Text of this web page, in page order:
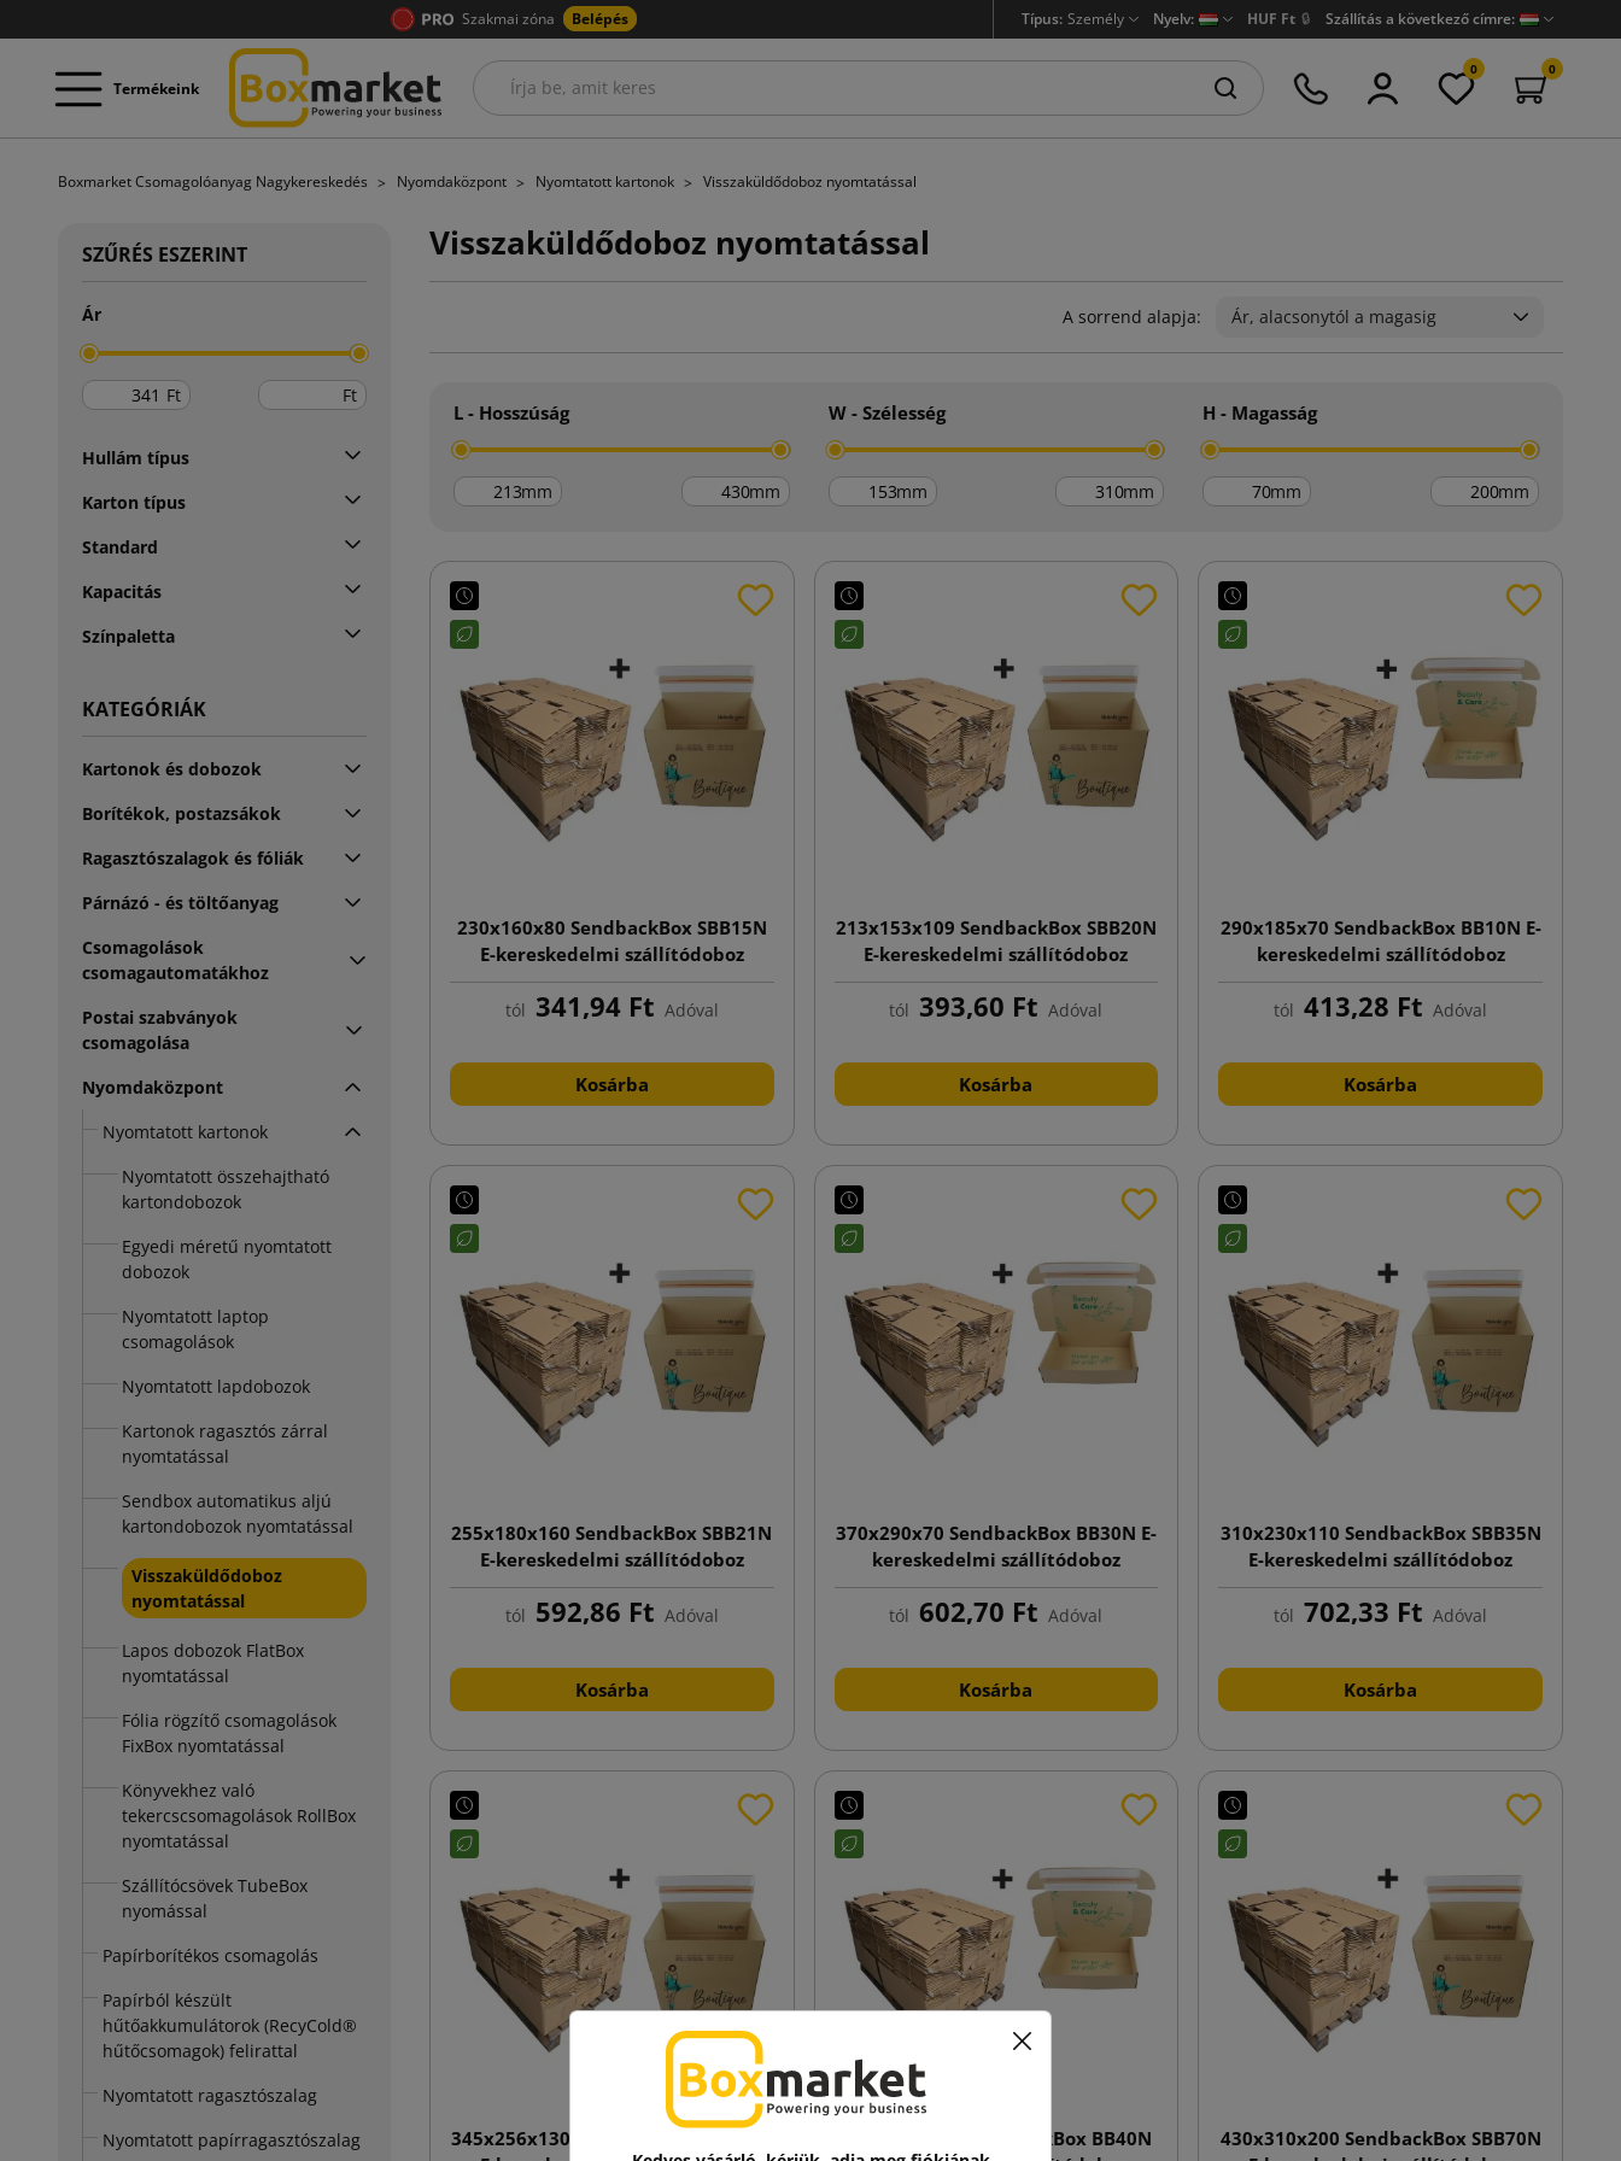
Szakmai zóna Belépés Típus: Személy Nyelv: HUF Ft 🔒 Szállítás a következő címre:
Termékeink
0 0
Boxmarket Csomagolóanyag Nagykereskedés Nyomdaközpont Nyomtatott kartonok Visszaküldődoboz nyomtatással
SZŰRÉS ESZERINT
Ár
Ft Ft
Hullám típus
Karton típus
Standard
Kapacitás
Színpaletta
KATEGÓRIÁK
Kartonok és dobozok
Borítékok, postazsákok
Ragasztószalagok és fóliák
Párnázó - és töltőanyag
Csomagolások
csomagautomatákhoz
Postai szabványok
csomagolása
Nyomdaközpont
Nyomtatott kartonok
Nyomtatott összehajtható
kartondobozok
Egyedi méretű nyomtatott
dobozok
Nyomtatott laptop
csomagolások
Nyomtatott lapdobozok
Kartonok ragasztós zárral
nyomtatással
Sendbox automatikus aljú
kartondobozok nyomtatással
Visszaküldődoboz
nyomtatással
Lapos dobozok FlatBox
nyomtatással
Fólia rögzítő csomagolások
FixBox nyomtatással
Könyvekhez való
tekercscsomagolások RollBox
nyomtatással
Szállítócsövek TubeBox
nyomással
Papírborítékos csomagolás
Papírból készült
hűtőakkumulátorok (RecyCold®
hűtőcsomagok) felirattal
Nyomtatott ragasztószalag
Nyomtatott papírragasztószalag
Visszaküldődoboz nyomtatással
A sorrend alapja: Ár, alacsonytól a magasig
L - Hosszúság
mm mm
W - Szélesség
mm mm
H - Magasság
mm mm
230x160x80 SendbackBox SBB15N
E-kereskedelmi szállítódoboz
nyomtatással, automata alj
tól 341,94 Ft Adóval
Kosárba
213x153x109 SendbackBox SBB20N
E-kereskedelmi szállítódoboz
nyomtatással, automata alj
tól 393,60 Ft Adóval
Kosárba
290x185x70 SendbackBox BB10N E-
kereskedelmi szállítódoboz
nyomtatással, automata alj
tól 413,28 Ft Adóval
Kosárba
255x180x160 SendbackBox SBB21N
E-kereskedelmi szállítódoboz
nyomtatással, automata alj
tól 592,86 Ft Adóval
Kosárba
370x290x70 SendbackBox BB30N E-
kereskedelmi szállítódoboz
nyomtatással, automata alj
tól 602,70 Ft Adóval
Kosárba
310x230x110 SendbackBox SBB35N
E-kereskedelmi szállítódoboz
nyomtatással, automata alj
tól 702,33 Ft Adóval
Kosárba
345x256x130 SendbackBox SBB50N
370x290x140 SendbackBox BB40N
430x310x200 SendbackBox SBB70N